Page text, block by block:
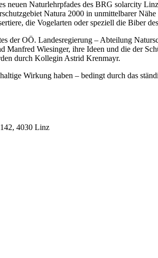
neuen Naturlehrpfades des BRG solarcity
Natura 2000 in unmittelbarer
die Vogelarten oder speziell die Biber
der OÖ. Landesregierung – Abteilung
Manfred Wiesinger, ihre Ideen und die der
durch Kollegin Astrid Krenmayr.
Wirkung haben – bedingt durch das
4030 Linz